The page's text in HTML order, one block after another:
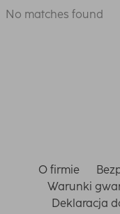
No matches found
O firmie
Warunki
Deklaracja